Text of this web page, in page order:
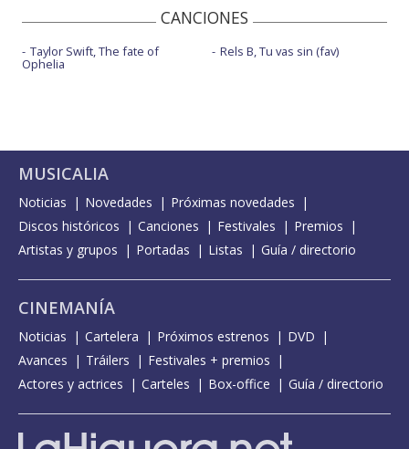
CANCIONES
Taylor Swift, The fate of
Ophelia
Rels B, Tu vas sin (fav)
MUSICALIA
Noticias Novedades
Próximas novedades
Discos históricos
Canciones Festivales
Premios
Artistas y grupos
Portadas Listas Guía / directorio
CINEMANÍA
Noticias Cartelera Próximos estrenos
DVD
Avances
Tráilers
Festivales + premios
Actores y actrices
Carteles Box-office Guía / directorio